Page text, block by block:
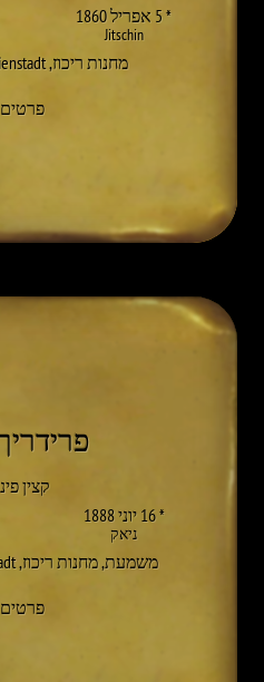
* 5 אפריל 1860
Jitschin
מחנות ריכוז,
פרטים
קצין
* 16 יוני 1888
ניאק
משמעת,מחנות ריכוז,
פרטים